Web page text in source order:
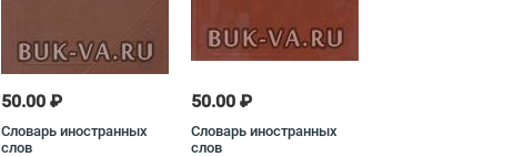
50.00 ₽
Словарь иностранных
слов
50.00 ₽
Словарь иностранных
слов